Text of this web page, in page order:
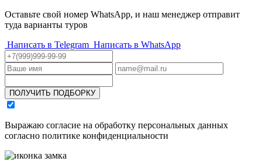
Оставьте свой номер WhatsApp, и наш менеджер отправит
туда варианты туров
Написать в Telegram Написать в WhatsApp
ПОЛУЧИТЬ ПОДБОРКУ
Выражаю согласие на обработку персональных данных
согласно политике конфиденциальности